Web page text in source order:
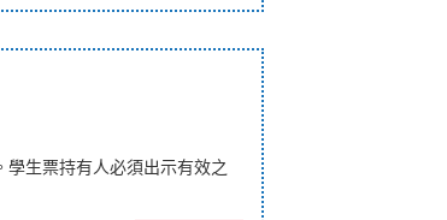
生票持有人必須出示有效之